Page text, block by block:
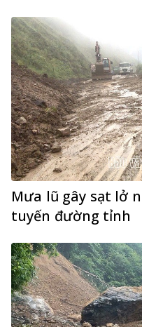
Mưa lũ gây sạt lở
tuyến đường tỉnh